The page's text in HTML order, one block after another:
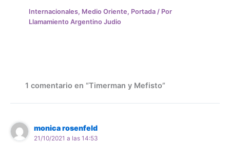
Internacionales, Medio Oriente, Portada / Por
Llamamiento Argentino Judio
1 comentario en “Timerman y Mefisto”
monica rosenfeld
21/10/2021 a las 14:53